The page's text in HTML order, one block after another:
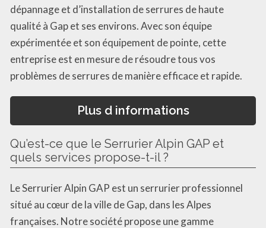
dépannage et d’installation de serrures de haute
qualité à Gap et ses environs. Avec son équipe
expérimentée et son équipement de pointe, cette
entreprise est en mesure de résoudre tous vos
problèmes de serrures de manière efficace et rapide.
Plus d informations
Qu’est-ce que le Serrurier Alpin GAP et
quels services propose-t-il ?
Le Serrurier Alpin GAP est un serrurier professionnel
situé au cœur de la ville de Gap, dans les Alpes
françaises. Notre société propose une gamme